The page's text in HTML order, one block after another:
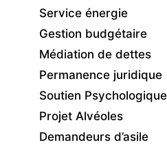
Service énergie
Gestion budgétaire
Médiation de dettes
Permanence juridique
Soutien Psychologique
Projet Alvéoles
Demandeurs d’asile